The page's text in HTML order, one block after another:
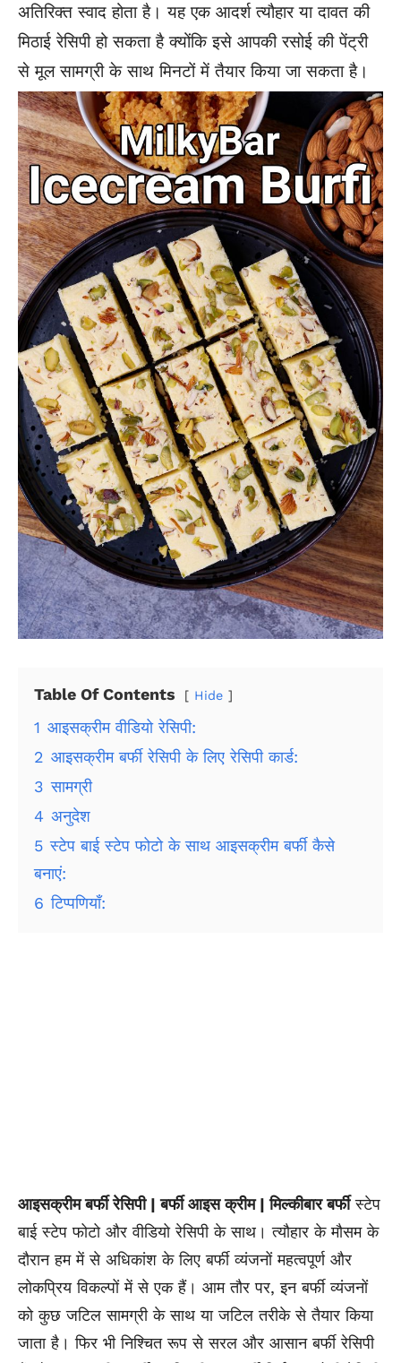
अतिरिक्त स्वाद होता है। यह एक आदर्श त्यौहार या दावत की
मिठाई रेसिपी हो सकता है क्योंकि इसे आपकी रसोई की पेंट्री
से मूल सामग्री के साथ मिनटों में तैयार किया जा सकता है।
Table Of Contents Hide
1 आइसक्रीम वीडियो रेसिपी:
2 आइसक्रीम बर्फी रेसिपी के लिए रेसिपी कार्ड:
3 सामग्री
4 अनुदेश
5 स्टेप बाई स्टेप फोटो के साथ आइसक्रीम बर्फी कैसे
बनाएं:
6 टिप्पणियाँ:
आइसक्रीम बर्फी रेसिपी | बर्फी आइस क्रीम | मिल्कीबार बर्फीस्टेप
बाई स्टेप फोटो और वीडियो रेसिपी के साथ। त्यौहार के मौसम के
दौरान हम में से अधिकांश के लिए बर्फी व्यंजनों महत्वपूर्ण और
लोकप्रिय विकल्पों में से एक हैं। आम तौर पर, इन बर्फी व्यंजनों
को कुछ जटिल सामग्री के साथ या जटिल तरीके से तैयार किया
जाता है। फिर भी निश्चित रूप से सरल और आसान बर्फी रेसिपी